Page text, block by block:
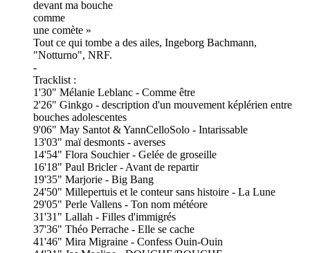
devant ma bouche
comme
une comète »
Tout ce qui tombe a des ailes, Ingeborg Bachmann,
"Notturno", NRF.
-
Tracklist :
1'30" Mélanie Leblanc - Comme être
2'26" Ginkgo - description d'un mouvement képlérien entre
bouches adolescentes
9'06" May Santot & YannCelloSolo - Intarissable
13'03" maï desmonts - averses
14'54" Flora Souchier - Gelée de groseille
16'18" Paul Bricler - Avant de repartir
19'35" Marjorie - Big Bang
24'50" Millepertuis et le conteur sans histoire - La Lune
29'05" Perle Vallens - Ton nom météore
31'31" Lallah - Filles d'immigrés
37'36" Théo Perrache - Elle se cache
41'46" Mira Migraine - Confess Ouin-Ouin